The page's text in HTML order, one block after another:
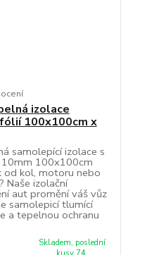
izolace
100x100cm x
samolepící izolace s
100x100cm
od kol, motoru nebo
Naše izolační
aut promění váš vůz
samolepicí tlumící
a tepelnou ochranu
Skladem, poslední